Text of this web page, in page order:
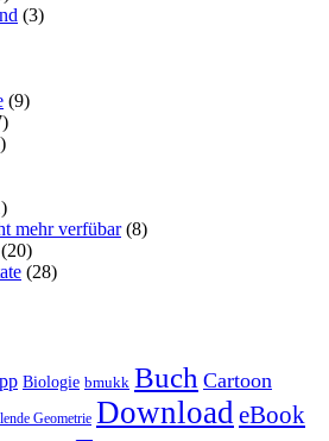
(3)
(9)
mehr verfübar(8)
(20)
(28)
Biologie bmukk Buch Cartoon
Geometrie DownloadeBook